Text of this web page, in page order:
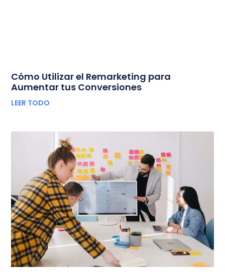
Cómo Utilizar el Remarketing para
Aumentar tus Conversiones
LEER TODO